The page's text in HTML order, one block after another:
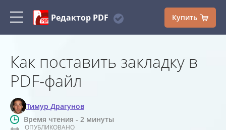
Редактор PDF Купить
Как поставить закладку в
PDF-файл
Тимур Драгунов
Время чтения - 2 минуты
ОПУБЛИКОВАНО